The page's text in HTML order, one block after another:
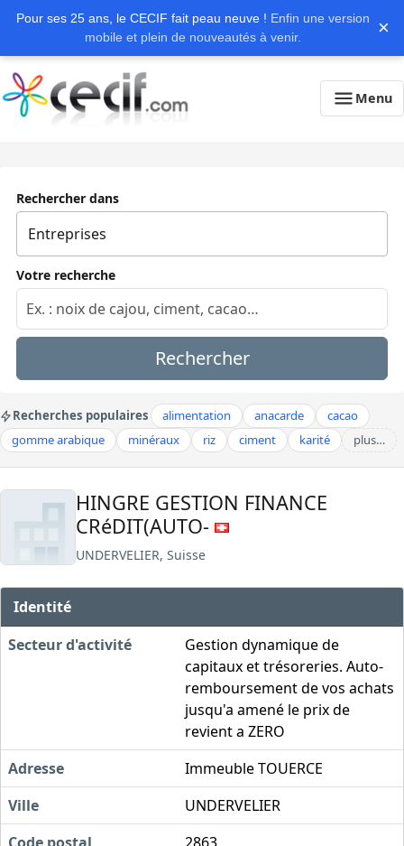
Pour ses 25 ans, le CECIF fait peau neuve ! Enfin une version
mobile et plein de nouveautés à venir.
×
Menu
Rechercher dans
Votre recherche
Rechercher
Recherches populaires alimentation anacarde
cacao
gomme arabique
minéraux riz ciment karité plus…
HINGRE GESTION FINANCE
CRéDIT(AUTO-
UNDERVELIER, Suisse
Identité
Secteur d'activité
Gestion dynamique de
capitaux et trésoreries. Auto-
remboursement de vos achats
jusqu'a amené le prix de
revient a ZERO
Adresse
Immeuble TOUERCE
Ville
UNDERVELIER
Code postal
2863